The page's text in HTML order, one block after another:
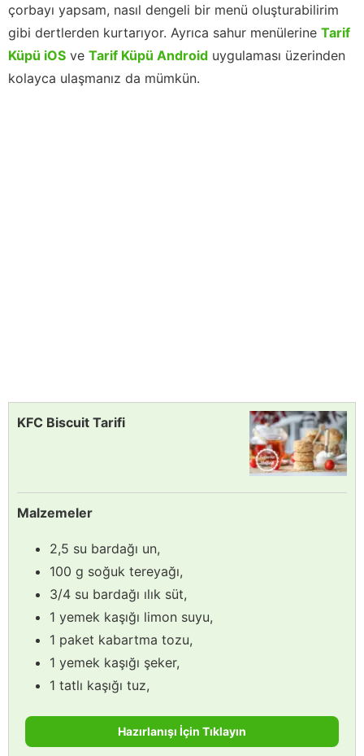
çorbayı yapsam, nasıl dengeli bir menü oluşturabilirim
gibi dertlerden kurtarıyor. Ayrıca sahur menülerine Tarif
Küpü iOS ve Tarif Küpü Android uygulaması üzerinden
kolayca ulaşmanız da mümkün.
KFC Biscuit Tarifi
Malzemeler
2,5 su bardağı un,
100 g soğuk tereyağı,
3/4 su bardağı ılık süt,
1 yemek kaşığı limon suyu,
1 paket kabartma tozu,
1 yemek kaşığı şeker,
1 tatlı kaşığı tuz,
Hazırlanışı İçin Tıklayın